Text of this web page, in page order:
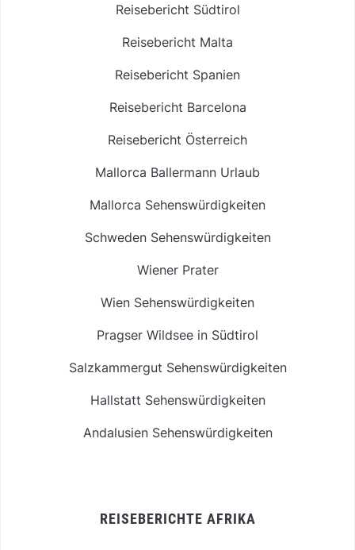
Reisebericht Südtirol
Reisebericht Malta
Reisebericht Spanien
Reisebericht Barcelona
Reisebericht Österreich
Mallorca Ballermann Urlaub
Mallorca Sehenswürdigkeiten
Schweden Sehenswürdigkeiten
Wiener Prater
Wien Sehenswürdigkeiten
Pragser Wildsee in Südtirol
Salzkammergut Sehenswürdigkeiten
Hallstatt Sehenswürdigkeiten
Andalusien Sehenswürdigkeiten
REISEBERICHTE AFRIKA